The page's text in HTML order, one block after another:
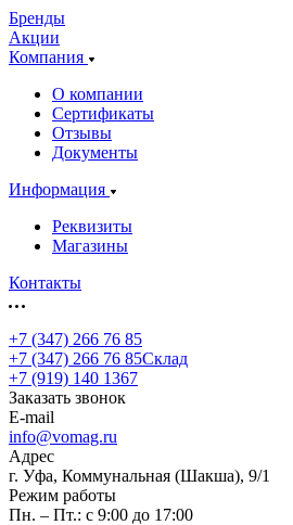
Бренды
Акции
Компания
О компании
Сертификаты
Отзывы
Документы
Информация
Реквизиты
Магазины
Контакты
+7 (347) 266 76 85
+7 (347) 266 76 85Склад
+7 (919) 140 1367
Заказать звонок
E-mail
info@vomag.ru
Адрес
г. Уфа, Коммунальная (Шакша), 9/1
Режим работы
Пн. – Пт.: с 9:00 до 17:00